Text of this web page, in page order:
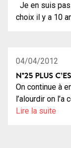
Je en suis
choix il y a 10
04/04/2012
N°25 PLUS
On continue à
l’alourdir on l’a
Lire la suite